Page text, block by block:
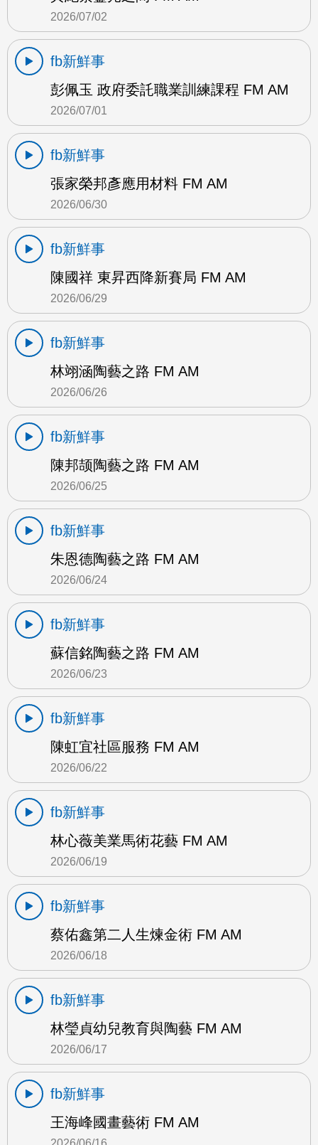
2026/07/02
fb新鮮事
彭佩玉 政府委託職業訓練課程 FM AM
2026/07/01
fb新鮮事
張家榮邦彥應用材料 FM AM
2026/06/30
fb新鮮事
陳國祥 東昇西降新賽局 FM AM
2026/06/29
fb新鮮事
林翊涵陶藝之路 FM AM
2026/06/26
fb新鮮事
陳邦颉陶藝之路 FM AM
2026/06/25
fb新鮮事
朱恩德陶藝之路 FM AM
2026/06/24
fb新鮮事
蘇信銘陶藝之路 FM AM
2026/06/23
fb新鮮事
陳虹宜社區服務 FM AM
2026/06/22
fb新鮮事
林心薇美業馬術花藝 FM AM
2026/06/19
fb新鮮事
蔡佑鑫第二人生煉金術 FM AM
2026/06/18
fb新鮮事
林瑩貞幼兒教育與陶藝 FM AM
2026/06/17
fb新鮮事
王海峰國畫藝術 FM AM